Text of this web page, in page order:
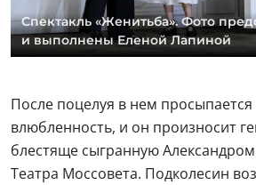
Спектакль «Женитьба». Фото
и выполнены Еленой Лапиной
После поцелуя в нем
влюбленность, и он произносит
блестяще сыгранную
Театра Моссовета. Подколесин